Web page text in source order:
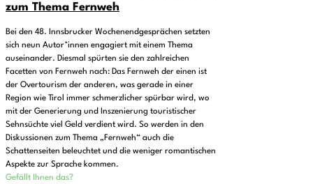
zum Thema Fernweh
Bei den 48. Innsbrucker Wochenendgesprächen setzten
sich neun Autor*innen engagiert mit einem Thema
auseinander. Diesmal spürten sie den zahlreichen
Facetten von Fernweh nach: Das Fernweh der einen ist
der Overtourism der anderen, was gerade in einer
Region wie Tirol immer schmerzlicher spürbar wird, wo
mit der Generierung und Inszenierung touristischer
Sehnsüchte viel Geld verdient wird. So werden in den
Diskussionen zum Thema „Fernweh“ auch die
Schattenseiten beleuchtet und die weniger romantischen
Aspekte zur Sprache kommen.
Gefällt Ihnen das?